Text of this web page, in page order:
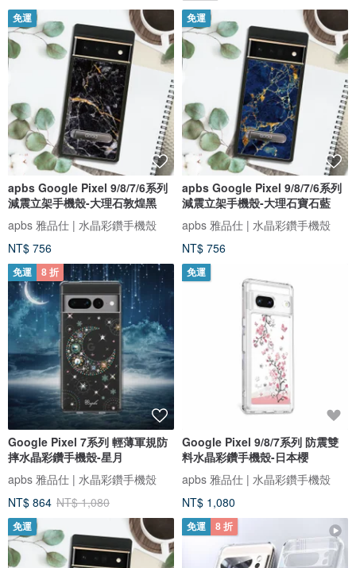
免運
apbs Google Pixel 9/8/7/6系列
減震立架手機殼-大理石敦煌黑
apbs 雅品仕 | 水晶彩鑽手機殼
NT$ 756
免運
apbs Google Pixel 9/8/7/6系列
減震立架手機殼-大理石寶石藍
apbs 雅品仕 | 水晶彩鑽手機殼
NT$ 756
免運 8 折
Google Pixel 7系列 輕薄軍規防
摔水晶彩鑽手機殼-星月
apbs 雅品仕 | 水晶彩鑽手機殼
NT$ 864 NT$ 1,080
免運
Google Pixel 9/8/7系列 防震雙
料水晶彩鑽手機殼-日本櫻
apbs 雅品仕 | 水晶彩鑽手機殼
NT$ 1,080
免運 免運 8 折